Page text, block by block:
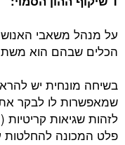
על מנהל משאבי האנוש
הכלים שבהם הוא
בשיחה מונחית יש
שמאפשרות לו לבקר
לזהות שגיאות
פלט המכונה להחלטות